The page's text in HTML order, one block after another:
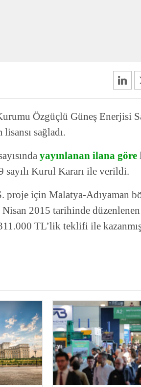
Özgüçlü Güneş Enerjisi
sağladı.
yayınlanan ilana göre
Kurul Kararı ile verildi.
proje için Malatya-Adıyaman
Nisan 2015 tarihinde
TL’lik teklifi ile